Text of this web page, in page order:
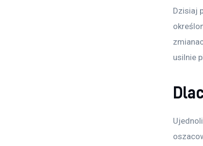
Dzisiaj
usilnie